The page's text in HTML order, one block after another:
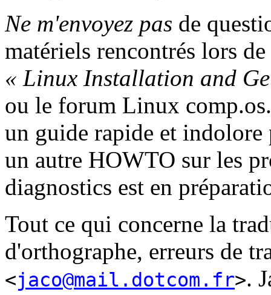
Ne m'envoyez pas de
matériels rencontrés lors
« Linux Installation and
ou le forum Linux
un guide rapide et
un autre HOWTO sur les
diagnostics est en
Tout ce qui concerne la
d'orthographe, erreurs de
<jaco@mail.dotcom.fr>.